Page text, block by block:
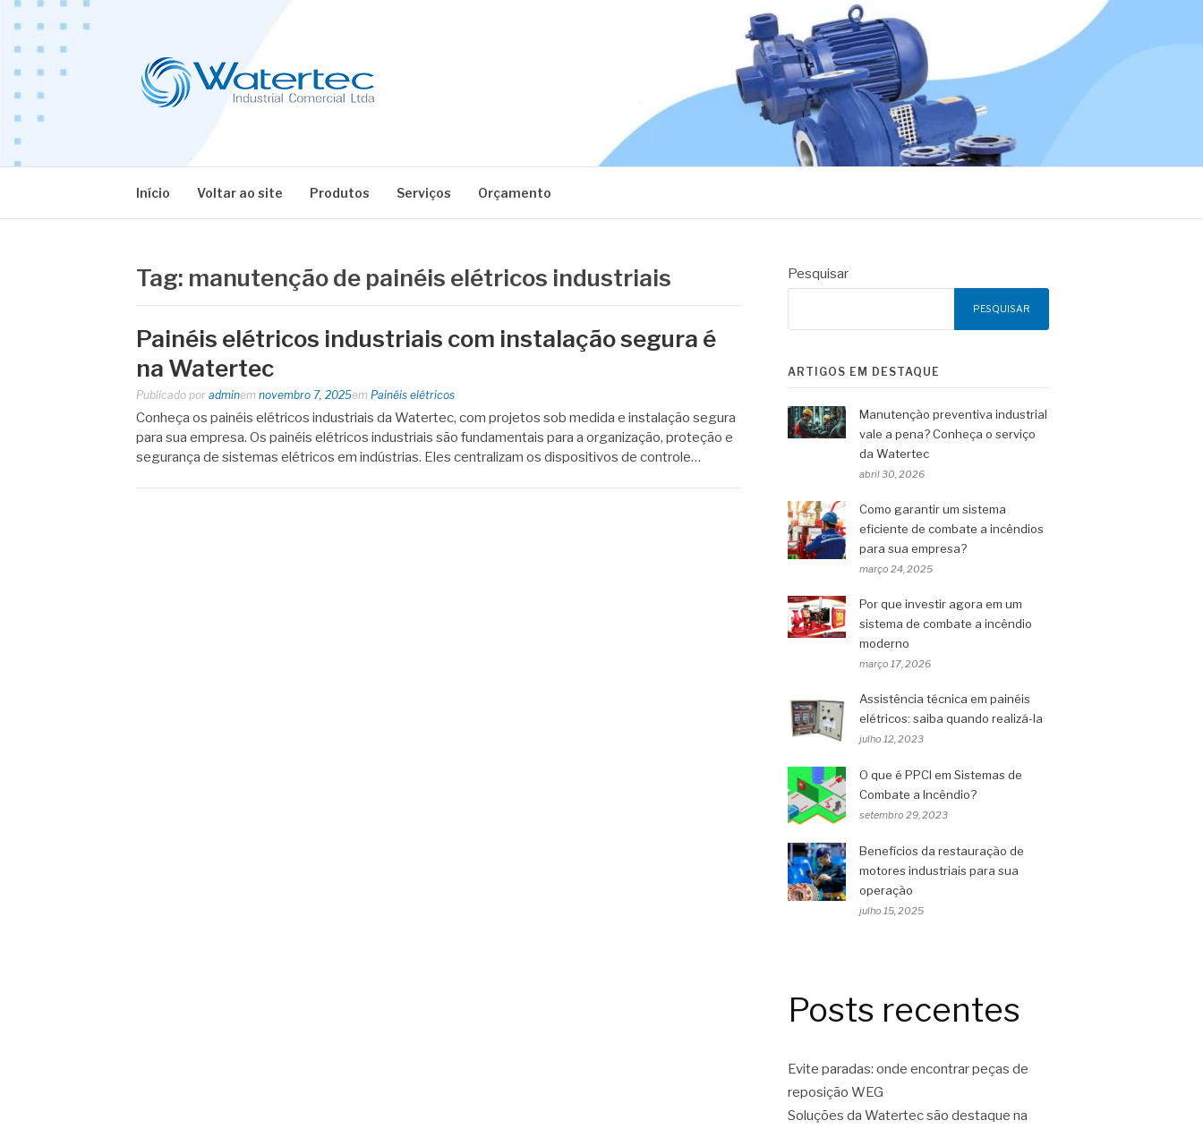
Pular
para
conteúdo
Início Voltar ao site Produtos Serviços Orçamento
Tag: manutenção de painéis elétricos industriais
Painéis elétricos industriais com instalação segura é
na Watertec
Publicado por adminem novembro 7, 2025em Painéis elétricos
Conheça os painéis elétricos industriais da Watertec, com projetos sob medida e instalação segura
para sua empresa. Os painéis elétricos industriais são fundamentais para a organização, proteção e
segurança de sistemas elétricos em indústrias. Eles centralizam os dispositivos de controle…
Pesquisar
PESQUISAR
ARTIGOS EM DESTAQUE
Manutenção preventiva industrial
vale a pena? Conheça o serviço
da Watertec
abril 30, 2026
Como garantir um sistema
eficiente de combate a incêndios
para sua empresa?
março 24, 2025
Por que investir agora em um
sistema de combate a incêndio
moderno
março 17, 2026
Assistência técnica em painéis
elétricos: saiba quando realizá-la
julho 12, 2023
O que é PPCI em Sistemas de
Combate a Incêndio?
setembro 29, 2023
Benefícios da restauração de
motores industriais para sua
operação
julho 15, 2025
Posts recentes
Evite paradas: onde encontrar peças de
reposição WEG
Soluções da Watertec são destaque na